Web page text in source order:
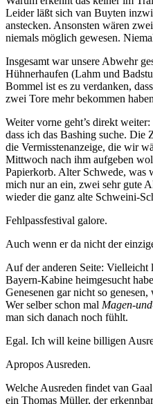
Leider läßt sich van Buyten
anstecken. Ansonsten wären
niemals möglich gewesen.
Insgesamt war unsere Abwehr
Hühnerhaufen (Lahm und
Bommel ist es zu verdanken,
zwei Tore mehr bekommen
Weiter vorne geht’s direkt
dass ich das Bashing suche. Die
die Vermisstenanzeige, die wir
Mittwoch nach ihm aufgeben
Papierkorb. Alter Schwede, was
mich nur an ein, zwei sehr gute
wieder die ganz alte Schweini-
Fehlpassfestival galore.
Auch wenn er da nicht der
Auf der anderen Seite: Vielleicht
Bayern-Kabine heimgesucht
Genesenen gar nicht so
Wer selber schon mal Magen-
man sich danach noch fühlt.
Egal. Ich will keine billigen
Apropos Ausreden.
Welche Ausreden findet van
ein Thomas Müller, der